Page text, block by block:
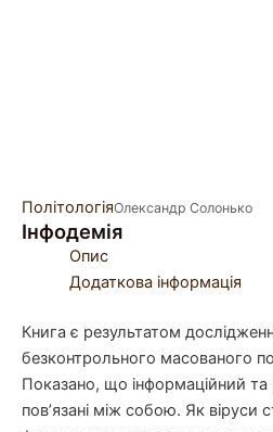
ПолітологіяОлександр Солонько
Інфодемія
Опис
Додаткова інформація
Книга є результатом
безконтрольного масованого
Показано, що інформаційний та
пов’язані між собою. Як віруси